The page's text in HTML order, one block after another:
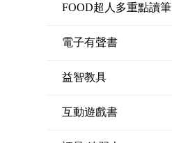
FOOD超人多重點讀筆
電子有聲書
益智教具
互動遊戲書